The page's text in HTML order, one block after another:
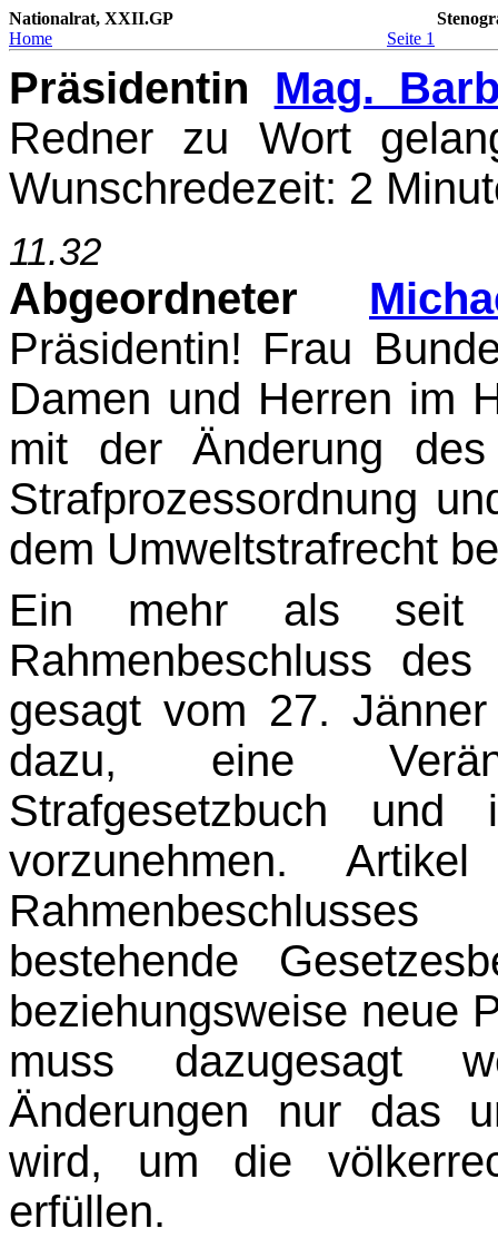
Nationalrat, XXII.GP
Home
Seite 1
Präsidentin Mag.
Redner zu Wort
Wunschredezeit: 2
11.32
Abgeordneter
Präsidentin! Frau
Damen und Herren im
mit der Änderung
Strafprozessordnung
dem Umweltstrafrecht
Ein mehr als seit
Rahmenbeschluss
gesagt vom 27.
dazu, eine
Strafgesetzbuch und
vorzunehmen.
bestehende
beziehungsweise neue
muss dazugesagt
Änderungen nur das
wird, um die
erfüllen.